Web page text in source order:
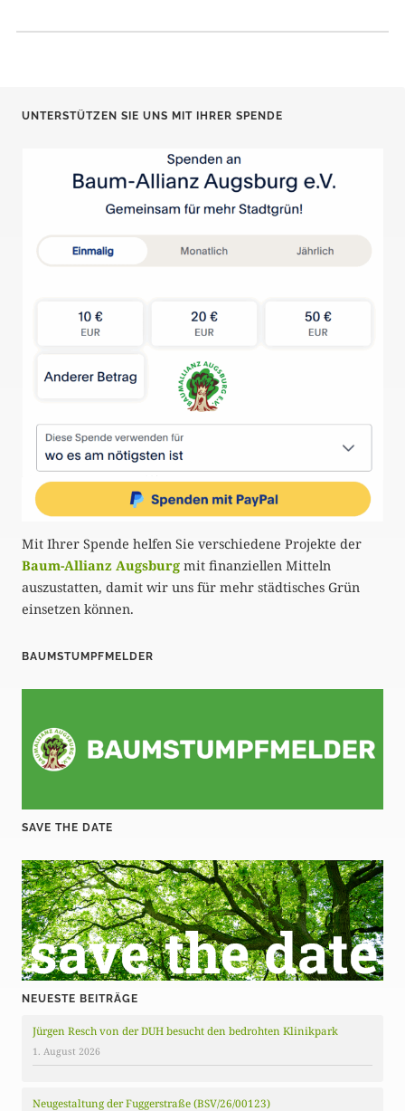
UNTERSTÜTZEN SIE UNS MIT IHRER SPENDE
Mit Ihrer Spende helfen Sie verschiedene Projekte der
Baum-Allianz Augsburg mit finanziellen Mitteln
auszustatten, damit wir uns für mehr städtisches Grün
einsetzen können.
BAUMSTUMPFMELDER
SAVE THE DATE
NEUESTE BEITRÄGE
Jürgen Resch von der DUH besucht den bedrohten Klinikpark
1. August 2026
Neugestaltung der Fuggerstraße (BSV/26/00123)